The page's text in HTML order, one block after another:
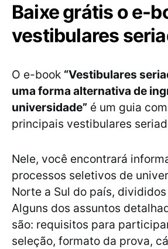
Baixe grátis o e-
vestibulares
O e-book “Vestibulares
uma forma alternativa de
universidade” é um guia
principais vestibulares
Nele, você encontrará
processos seletivos de
Norte a Sul do país,
Alguns dos assuntos
são: requisitos para
seleção, formato da prova,